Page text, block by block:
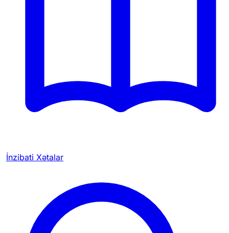
İnzibati Xətalar